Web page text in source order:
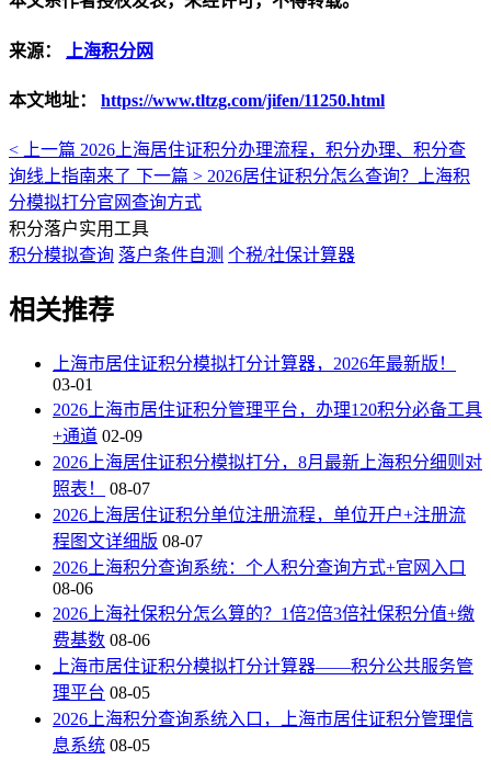
来源： 上海积分网
本文地址： https://www.tltzg.com/jifen/11250.html
< 上一篇 2026上海居住证积分办理流程，积分办理、积分查
询线上指南来了 下一篇 > 2026居住证积分怎么查询？上海积
分模拟打分官网查询方式
积分落户实用工具
积分模拟查询 落户条件自测 个税/社保计算器
相关推荐
上海市居住证积分模拟打分计算器，2026年最新版！
03-01
2026上海市居住证积分管理平台，办理120积分必备工具
+通道 02-09
2026上海居住证积分模拟打分，8月最新上海积分细则对
照表！
08-07
2026上海居住证积分单位注册流程，单位开户+注册流
程图文详细版 08-07
2026上海积分查询系统：个人积分查询方式+官网入口
08-06
2026上海社保积分怎么算的？1倍2倍3倍社保积分值+缴
费基数 08-06
上海市居住证积分模拟打分计算器——积分公共服务管
理平台 08-05
2026上海积分查询系统入口，上海市居住证积分管理信
息系统 08-05